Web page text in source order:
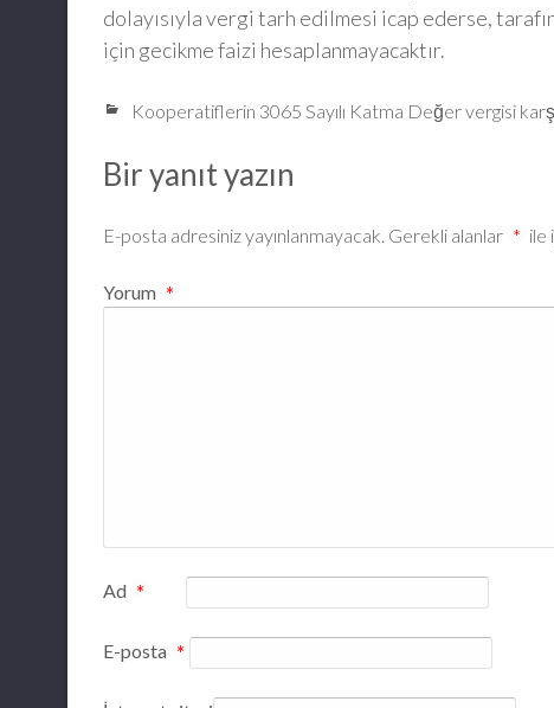
dolayısıyla vergi tarh edilmesi icap ederse,
için gecikme faizi hesaplanmayacaktır.
Kooperatiflerin 3065 Sayılı Katma Değer vergisi
Bir yanıt yazın
E-posta adresiniz yayınlanmayacak. Gerekli alanlar * ile
Yorum *
Ad *
E-posta *